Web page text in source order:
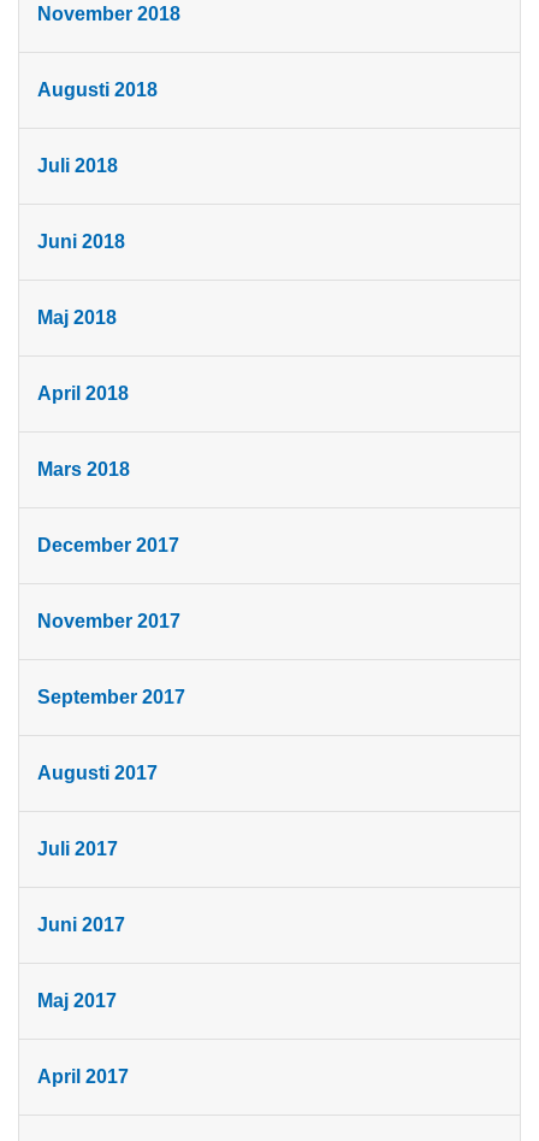
November 2018
Augusti 2018
Juli 2018
Juni 2018
Maj 2018
April 2018
Mars 2018
December 2017
November 2017
September 2017
Augusti 2017
Juli 2017
Juni 2017
Maj 2017
April 2017